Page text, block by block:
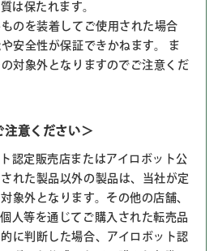
は保たれます。
のを装着してご使用された場合
安全性が保証できかねます。 ま
対象外となりますのでご注意くだ
注意ください＞
認定販売店またはアイロボット公
れた製品以外の製品は、当社が定
象外となります。その他の店舗、
人等を通じてご購入された転売品
に判断した場合、アイロボット認